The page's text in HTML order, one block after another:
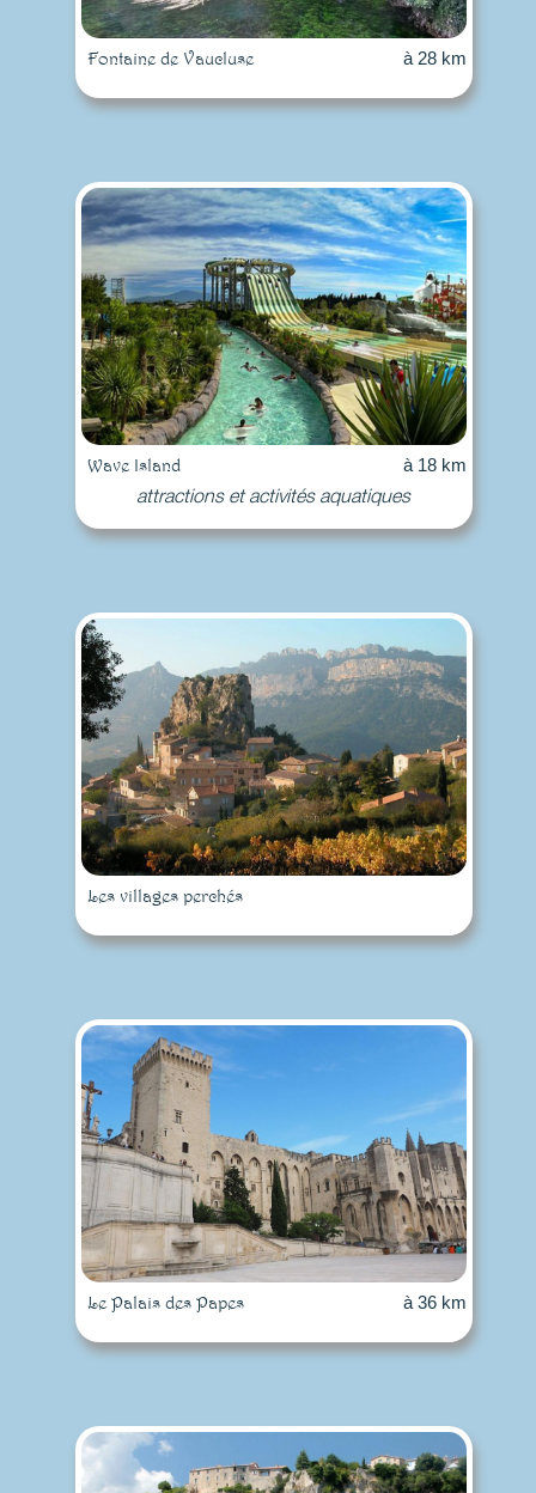
Fontaine de Vaucluse à 28 km
Wave Island à 18 km
attractions et activités aquatiques
Les villages perchés
Le Palais des Papes à 36 km